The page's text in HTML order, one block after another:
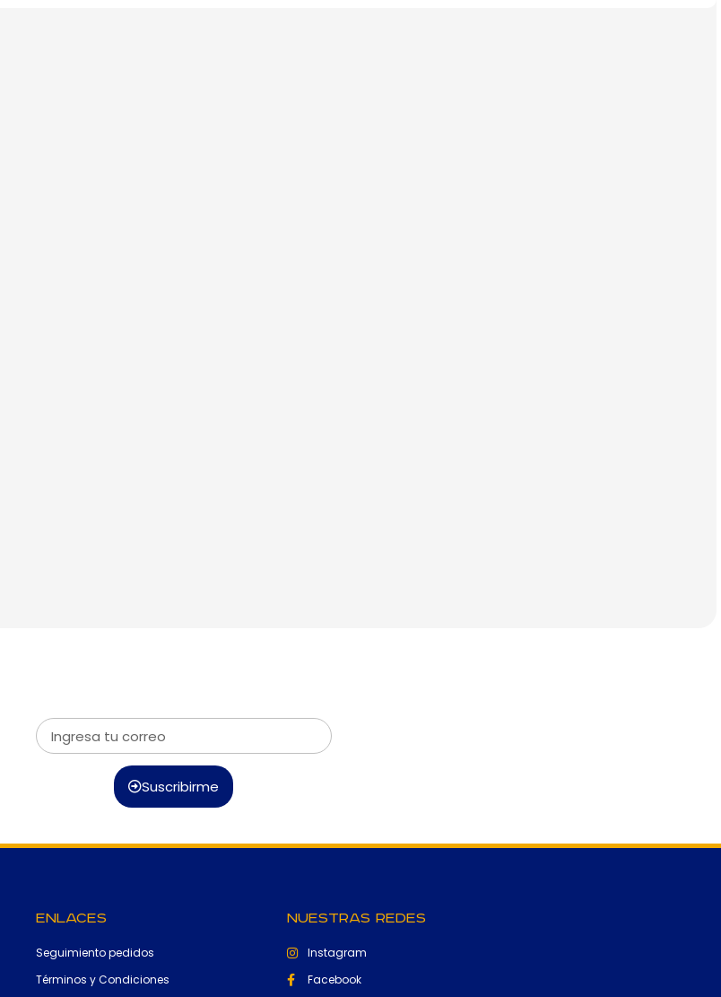
Suscribirme
Enlaces
Seguimiento pedidos
Términos y Condiciones
Nuestras Redes
Instagram
Facebook